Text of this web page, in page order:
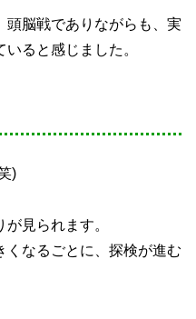
頭脳戦でありながらも、実
ると感じました。
)
見られます。
くなるごとに、探検が進む